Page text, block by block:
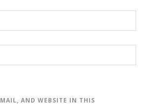
AND WEBSITE IN THIS